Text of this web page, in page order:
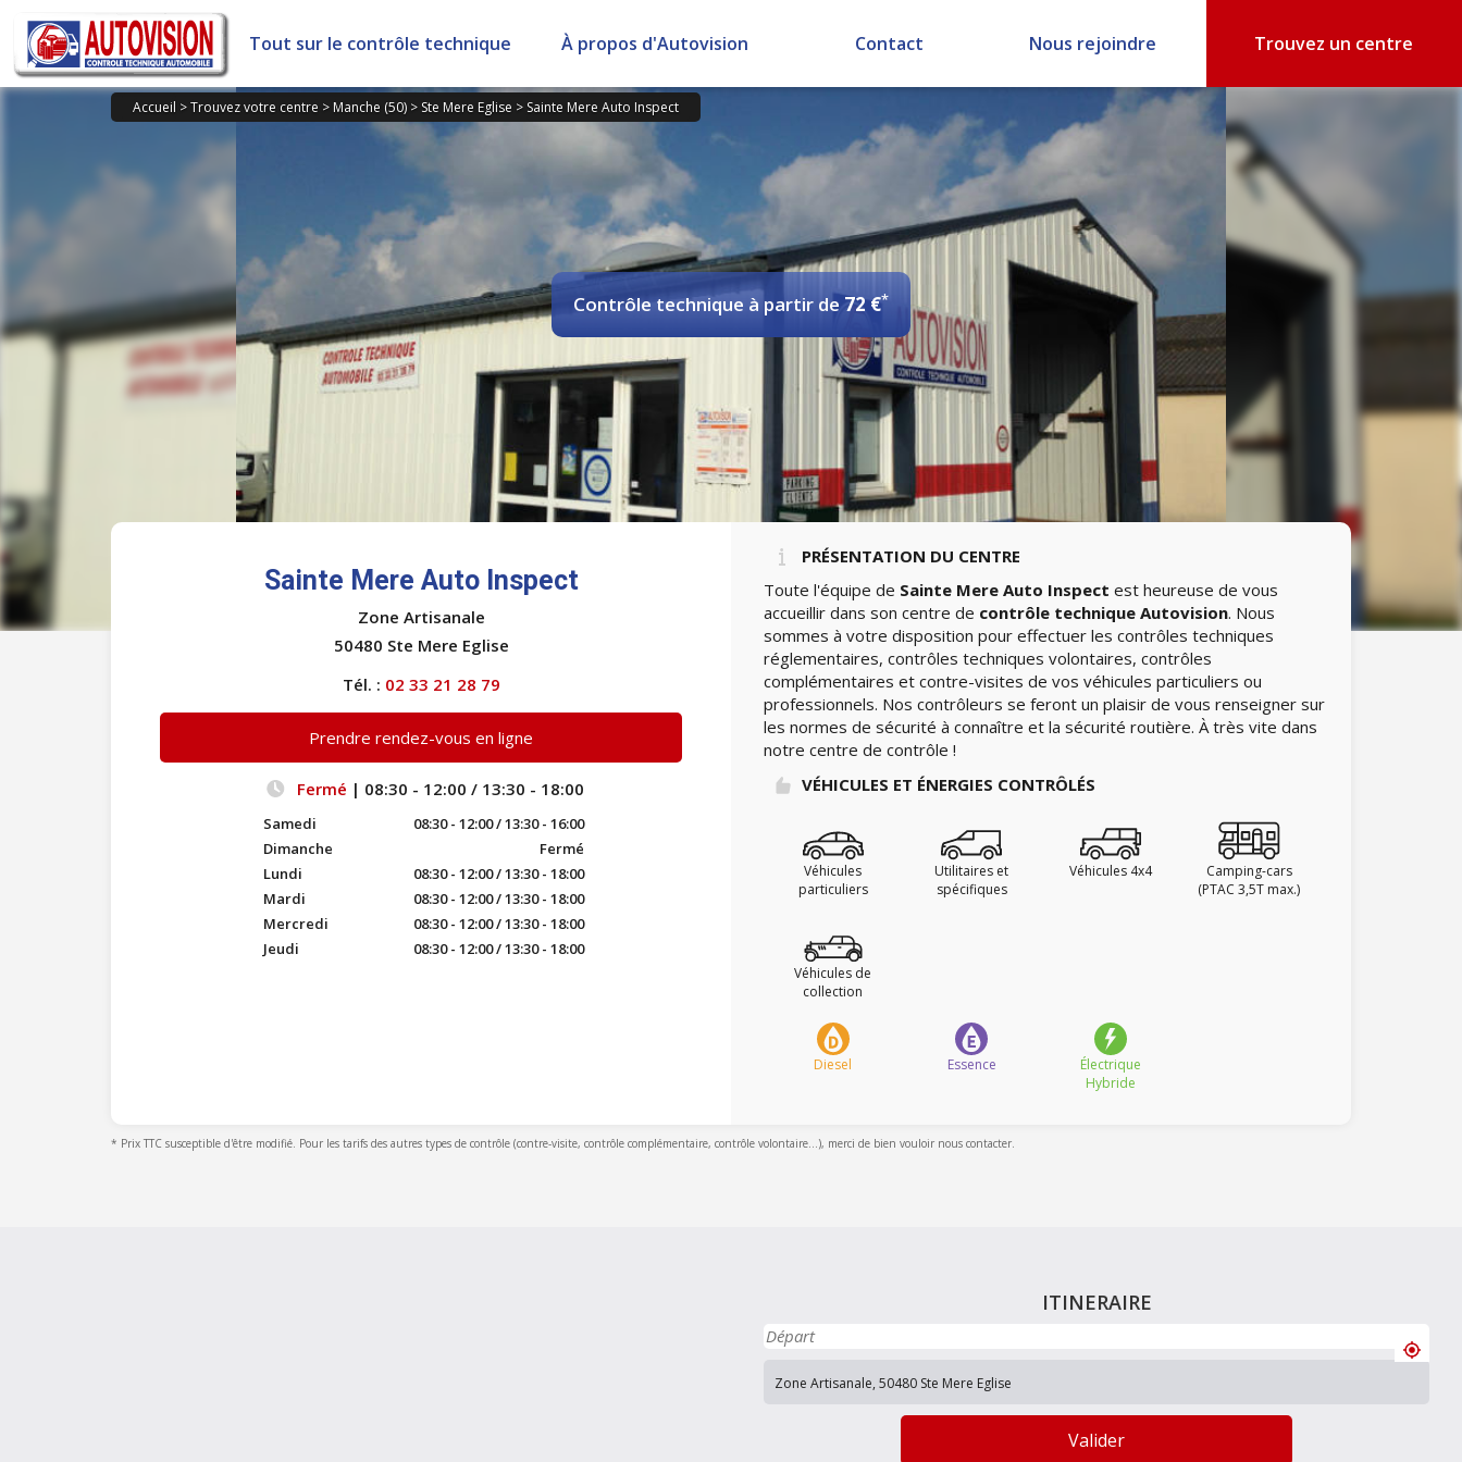
Panneau de gestion des cookies
Tout sur le contrôle technique À propos d'Autovision Contact Nous rejoindre Trouvez un centre
Accueil >Trouvez votre centre > Manche (50) > Ste Mere Eglise > Sainte Mere Auto Inspect
Contrôle technique à partir de 72 €*
Sainte Mere Auto Inspect
Zone Artisanale
50480 Ste Mere Eglise
Tél. : 02 33 21 28 79
Prendre rendez-vous en ligne
Fermé | 08:30 - 12:00 / 13:30 - 18:00
Samedi
08:30 - 12:00 / 13:30 - 16:00
Dimanche
Fermé
Lundi
08:30 - 12:00 / 13:30 - 18:00
Mardi
08:30 - 12:00 / 13:30 - 18:00
Mercredi
08:30 - 12:00 / 13:30 - 18:00
Jeudi
08:30 - 12:00 / 13:30 - 18:00
PRÉSENTATION DU CENTRE
Toute l'équipe de Sainte Mere Auto Inspect est heureuse de vous
accueillir dans son centre de contrôle technique Autovision. Nous
sommes à votre disposition pour effectuer les contrôles techniques
réglementaires, contrôles techniques volontaires, contrôles
complémentaires et contre-visites de vos véhicules particuliers ou
professionnels. Nos contrôleurs se feront un plaisir de vous renseigner sur
les normes de sécurité à connaître et la sécurité routière. À très vite dans
notre centre de contrôle !
VÉHICULES ET ÉNERGIES CONTRÔLÉS
Véhicules
particuliers
Utilitaires et
spécifiques
Véhicules 4x4
Camping-cars
(PTAC 3,5T max.)
Véhicules de
collection
Diesel Essence
Électrique
Hybride
* Prix TTC susceptible d'être modifié. Pour les tarifs des autres types de contrôle (contre-visite, contrôle complémentaire, contrôle volontaire...), merci de bien vouloir nous contacter.
ITINERAIRE
Valider